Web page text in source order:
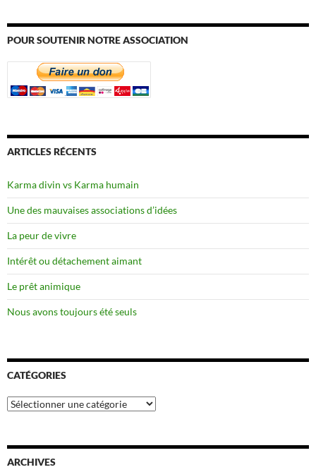
POUR SOUTENIR NOTRE ASSOCIATION
ARTICLES RÉCENTS
Karma divin vs Karma humain
Une des mauvaises associations d’idées
La peur de vivre
Intérêt ou détachement aimant
Le prêt animique
Nous avons toujours été seuls
CATÉGORIES
Catégories
ARCHIVES